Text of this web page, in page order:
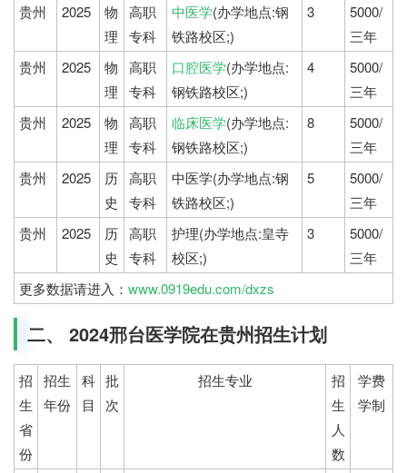
贵州
2025
物
理
高职
专科
中医学(办学地点:钢
铁路校区;)
3
5000/
三年
贵州
2025
物
理
高职
专科
口腔医学(办学地点:
钢铁路校区;)
4
5000/
三年
贵州
2025
物
理
高职
专科
临床医学(办学地点:
钢铁路校区;)
8
5000/
三年
贵州
2025
历
史
高职
专科
中医学(办学地点:钢
铁路校区;)
5
5000/
三年
贵州
2025
历
史
高职
专科
护理(办学地点:皇寺
校区;)
3
5000/
三年
更多数据请进入： www.0919edu.com/dxzs
二、 2024邢台医学院在贵州招生计划
招
生
省
份
招生
年份
科
目
批
次
招生专业
招
生
人
数
学费
学制